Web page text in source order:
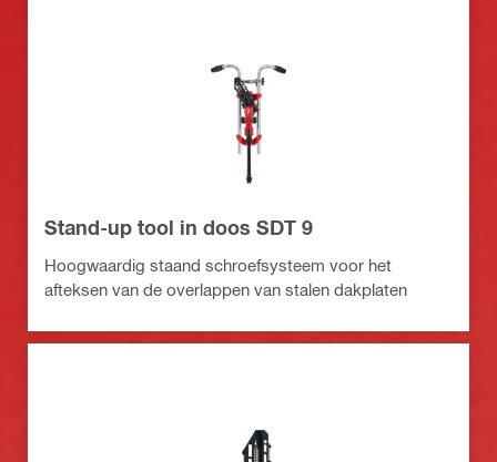
Stand-up tool in doos SDT 9
Hoogwaardig staand schroefsysteem voor het
afteksen van de overlappen van stalen dakplaten